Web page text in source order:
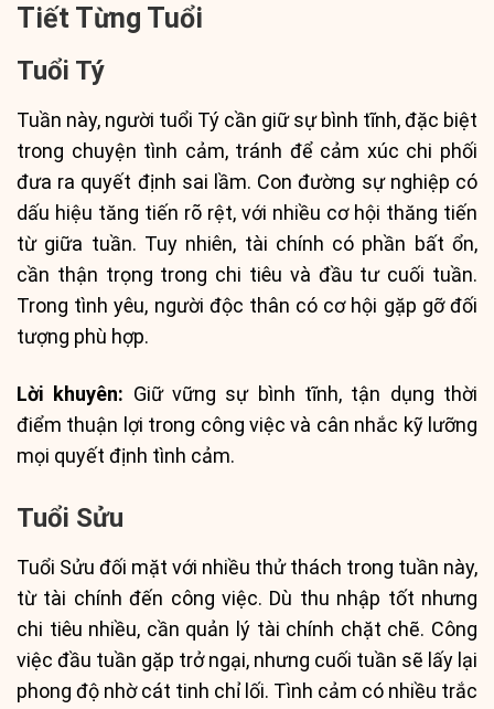
Tiết Từng Tuổi
Tuổi Tý
Tuần này, người tuổi Tý cần giữ sự bình tĩnh, đặc biệt
trong chuyện tình cảm, tránh để cảm xúc chi phối
đưa ra quyết định sai lầm. Con đường sự nghiệp có
dấu hiệu tăng tiến rõ rệt, với nhiều cơ hội thăng tiến
từ giữa tuần. Tuy nhiên, tài chính có phần bất ổn,
cần thận trọng trong chi tiêu và đầu tư cuối tuần.
Trong tình yêu, người độc thân có cơ hội gặp gỡ đối
tượng phù hợp.
Lời khuyên: Giữ vững sự bình tĩnh, tận dụng thời
điểm thuận lợi trong công việc và cân nhắc kỹ lưỡng
mọi quyết định tình cảm.
Tuổi Sửu
Tuổi Sửu đối mặt với nhiều thử thách trong tuần này,
từ tài chính đến công việc. Dù thu nhập tốt nhưng
chi tiêu nhiều, cần quản lý tài chính chặt chẽ. Công
việc đầu tuần gặp trở ngại, nhưng cuối tuần sẽ lấy lại
phong độ nhờ cát tinh chỉ lối. Tình cảm có nhiều trắc